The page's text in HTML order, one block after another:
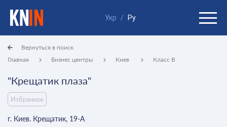
Укр / Ру
Главная Бизнес центры Киев Класс B
Вернуться в поиск
"Крещатик плаза"
Избранное
г. Киев. Крещатик, 19-А